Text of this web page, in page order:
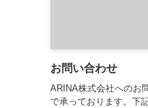
お問い合わせ
ARINA株式会社へのお
で承っております。下